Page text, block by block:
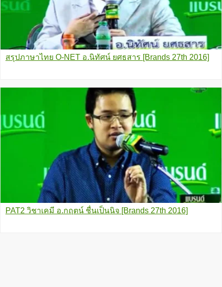
สรุปภาษาไทย O-NET อ.นิทัศน์ ยศธสาร [Brands 27th 2016]
PAT2 วิชาเคมี อ.กฤตน์ ชื่นเป็นนิจ [Brands 27th 2016]